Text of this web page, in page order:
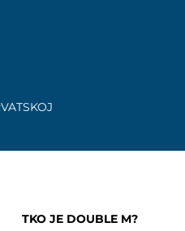
TKO JE DOUBLE M?